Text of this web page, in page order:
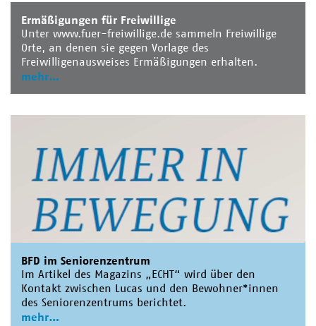
Ermäßigungen für Freiwillige
Unter www.fuer-freiwillige.de sammeln Freiwillige
Orte, an denen sie gegen Vorlage des
Freiwilligenausweises Ermäßigungen erhalten.
mehr
BFD im Seniorenzentrum
Im Artikel des Magazins „ECHT“ wird über den
Kontakt zwischen Lucas und den Bewohner*innen
des Seniorenzentrums berichtet.
mehr